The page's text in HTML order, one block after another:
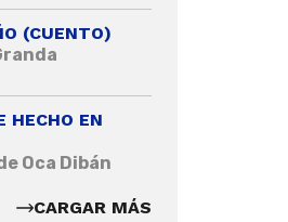
(CUENTO)
HECHO EN
Oca Dibán
CARGAR MÁS